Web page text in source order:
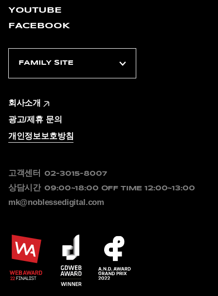
YOUTUBE
FACEBOOK
회사소개
광고/제휴 문의
개인정보보호방침
고객센터 02-3015-8007
상담시간 09:00~18:00 OFF TIME 12:00~13:00
mk@noblessedigital.com